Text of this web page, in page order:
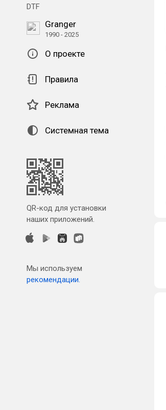
DTF
Granger
1990 - 2025
О проекте
Правила
Реклама
Системная тема
QR-код для установки
наших приложений.
Мы используем
рекомендации.